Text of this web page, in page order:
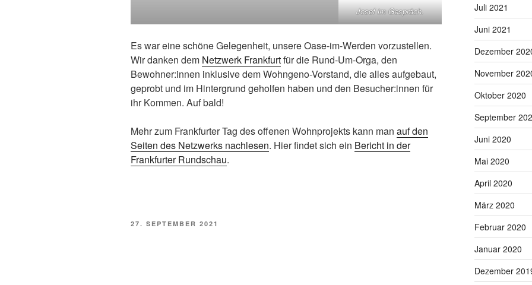
Josef im Gespräch.
Es war eine schöne Gelegenheit, unsere Oase-im-Werden vorzustellen.
Wir danken dem Netzwerk Frankfurtfür die Rund-Um-Orga, den
Bewohner:innen inklusive dem Wohngeno-Vorstand, die alles aufgebaut,
geprobt und im Hintergrund geholfen haben und den Besucher:innen für
ihr Kommen. Auf bald!
Mehr zum Frankfurter Tag des offenen Wohnprojekts kann man auf den
Seiten des Netzwerks nachlesen. Hier findet sich ein Bericht in der
Frankfurter Rundschau.
VERÖFFENTLICHT
27. SEPTEMBER 2021
Juli 2021
Juni 2021
Dezember
November
Oktober 2020
September
Juni 2020
Mai 2020
April 2020
März 2020
Februar 2020
Januar 2020
Dezember